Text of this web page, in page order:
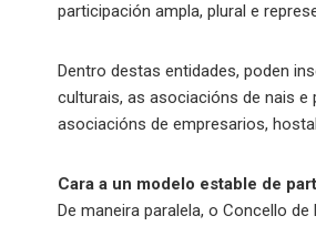
participación ampla, plural e
Dentro destas entidades, poden
culturais, as asociacións de nais
asociacións de empresarios,
Cara a un modelo estable de
De maneira paralela, o Concello